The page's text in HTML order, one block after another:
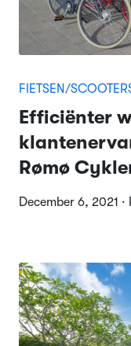
FIETSEN/
Efficiënter
Rømø
December 6, 2021